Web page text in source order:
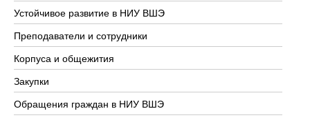
Устойчивое развитие в НИУ ВШЭ
Преподаватели и сотрудники
Корпуса и общежития
Закупки
Обращения граждан в НИУ ВШЭ